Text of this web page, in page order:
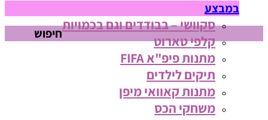
במבצע
סקוושי – בבודדים וגם בכמויות
קלפי טארוט
מתנות פיפ"א FIFA
תיקים לילדים
מתנות קאוואי מיפן
משחקי הכס
חיפוש